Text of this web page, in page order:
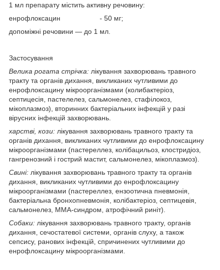
1 мл препарату містить активну речовину:
енрофлоксацин - 50 мг;
допоміжні речовини — до 1 мл.
Застосування
Велика рогата стрічка: лікування захворювань травного
тракту та органів дихання, викликаних чутливими до
енрофлоксацину мікроорганізмами (колибактеріоз,
септицесія, пастелелез, сальмонелез, стафілокоз,
мікоплазмоз), вторинних бактеріальних інфекцій у разі
вірусних інфекцій захворювань.
харстві, кози: лікування захворювань травного тракту та
органів дихання, викликаних чутливими до енрофлоксацину
мікроорганізмами (пастереллез, колібацильоз, клостридіоз,
гангренозний і гострий мастит, сальмонелез, мікоплазмоз).
Свині: лікування захворювань травного тракту та органів
дихання, викликаних чутливими до енрофлоксацину
мікроорганізмами (пастереллез, ензоотична пневмонія,
бактеріальна бронхопневмонія, колібактеріоз, септицевія,
сальмонелез, ММА-синдром, атрофічний риніт).
Собаки: лікування захворювань травного тракту, органів
дихання, сечостатевої системи, органів слуху, а також
сепсису, ранових інфекцій, спричинених чутливими до
енрофлоксацину мікроорганізмами.